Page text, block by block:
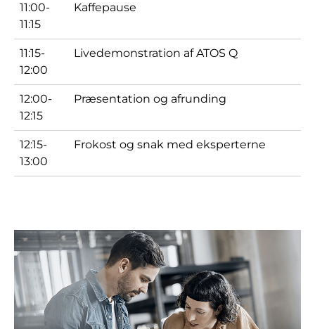
11:00-
11:15
Kaffepause
11:15-
12:00
Livedemonstration af ATOS Q
12:00-
12:15
Præsentation og afrunding
12:15-
13:00
Frokost og snak med eksperterne